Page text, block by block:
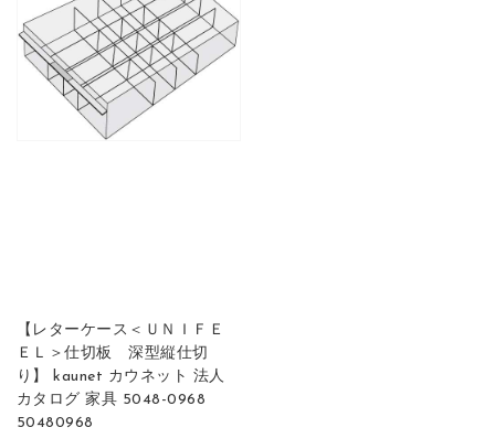
【レターケース＜ＵＮＩＦＥ
ＥＬ＞仕切板 深型縦仕切
り】 kaunet カウネット 法人
カタログ 家具 5048-0968
50480968